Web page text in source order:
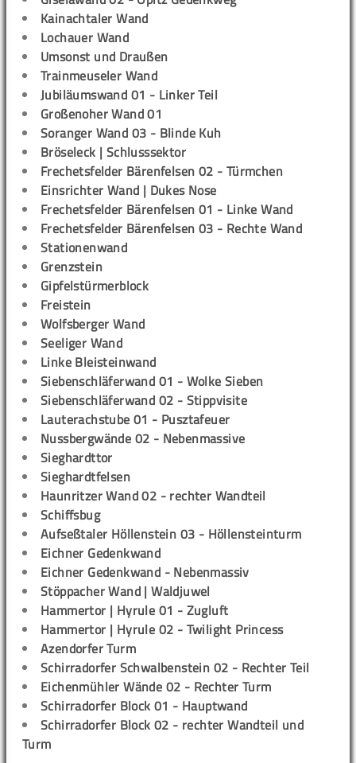
Kainachtaler Wand
Lochauer Wand
Umsonst und Draußen
Trainmeuseler Wand
Jubiläumswand 01 - Linker Teil
Großenoher Wand 01
Soranger Wand 03 - Blinde Kuh
Bröseleck | Schlusssektor
Frechetsfelder Bärenfelsen 02 - Türmchen
Einsrichter Wand | Dukes Nose
Frechetsfelder Bärenfelsen 01 - Linke Wand
Frechetsfelder Bärenfelsen 03 - Rechte Wand
Stationenwand
Grenzstein
Gipfelstürmerblock
Freistein
Wolfsberger Wand
Seeliger Wand
Linke Bleisteinwand
Siebenschläferwand 01 - Wolke Sieben
Siebenschläferwand 02 - Stippvisite
Lauterachstube 01 - Pusztafeuer
Nussbergwände 02 - Nebenmassive
Sieghardttor
Sieghardtfelsen
Haunritzer Wand 02 - rechter Wandteil
Schiffsbug
Aufseßtaler Höllenstein 03 - Höllensteinturm
Eichner Gedenkwand
Eichner Gedenkwand - Nebenmassiv
Stöppacher Wand | Waldjuwel
Hammertor | Hyrule 01 - Zugluft
Hammertor | Hyrule 02 - Twilight Princess
Azendorfer Turm
Schirradorfer Schwalbenstein 02 - Rechter Teil
Eichenmühler Wände 02 - Rechter Turm
Schirradorfer Block 01 - Hauptwand
Schirradorfer Block 02 - rechter Wandteil und
Turm